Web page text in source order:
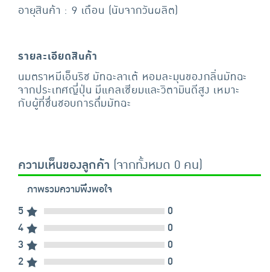
อายุสินค้า : 9 เดือน (นับจากวันผลิต)
รายละเอียดสินค้า
นมตราหมีเอ็นริช มัทฉะลาเต้ หอมละมุนของกลิ่นมัทฉะ
จากประเทศญี่ปุ่น มีแคลเซียมและวิตามินดีสูง เหมาะ
กับผู้ที่ชื่นชอบการดื่มมัทฉะ
ความเห็นของลูกค้า (จากทั้งหมด 0 คน)
ภาพรวมความพึงพอใจ
5
0
4
0
3
0
2
0